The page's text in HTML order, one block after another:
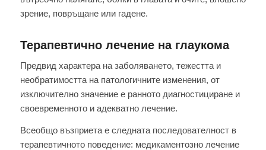
зрение, повръщане или гадене.
Терапевтично лечение на глаукома
Предвид характера на заболяването, тежестта и
необратимостта на патологичните изменения, от
изключително значение е ранното диагностициране и
своевременното и адекватно лечение.
Всеобщо възприета е следната последователност в
терапевтичното поведение: медикаментозно лечение